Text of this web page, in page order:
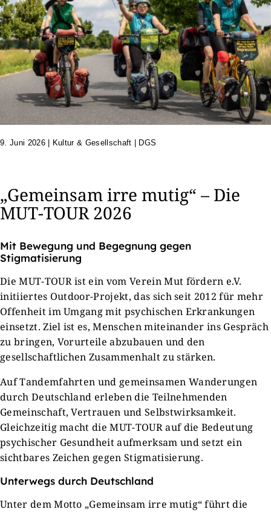
9. Juni 2026| Kultur & Gesellschaft | DGS
„Gemeinsam irre mutig“ – Die
MUT-TOUR 2026
Mit Bewegung und Begegnung gegen
Stigmatisierung
Die MUT-TOUR ist ein vom Verein Mut fördern e.V.
initiiertes Outdoor-Projekt, das sich seit 2012 für mehr
Offenheit im Umgang mit psychischen Erkrankungen
einsetzt. Ziel ist es, Menschen miteinander ins Gespräch
zu bringen, Vorurteile abzubauen und den
gesellschaftlichen Zusammenhalt zu stärken.
Auf Tandemfahrten und gemeinsamen Wanderungen
durch Deutschland erleben die Teilnehmenden
Gemeinschaft, Vertrauen und Selbstwirksamkeit.
Gleichzeitig macht die MUT-TOUR auf die Bedeutung
psychischer Gesundheit aufmerksam und setzt ein
sichtbares Zeichen gegen Stigmatisierung.
Unterwegs durch Deutschland
Unter dem Motto „Gemeinsam irre mutig“ führt die